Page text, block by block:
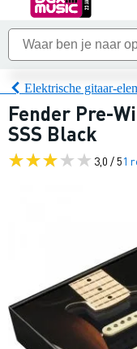
Elektrische gitaar-
Fender Pre-
SSS Black
3,0 / 51